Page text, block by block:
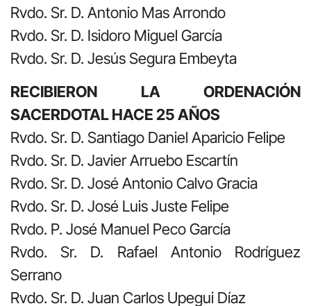
Rvdo. Sr. D. Antonio Mas Arrondo
Rvdo. Sr. D. Isidoro Miguel García
Rvdo. Sr. D. Jesús Segura Embeyta
RECIBIERON LA ORDENACIÓN
SACERDOTAL HACE 25 AÑOS
Rvdo. Sr. D. Santiago Daniel Aparicio Felipe
Rvdo. Sr. D. Javier Arruebo Escartín
Rvdo. Sr. D. José Antonio Calvo Gracia
Rvdo. Sr. D. José Luis Juste Felipe
Rvdo. P. José Manuel Peco García
Rvdo. Sr. D. Rafael Antonio Rodríguez
Serrano
Rvdo. Sr. D. Juan Carlos Upegui Díaz